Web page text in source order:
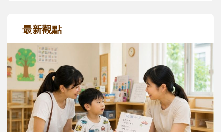
最新觀點